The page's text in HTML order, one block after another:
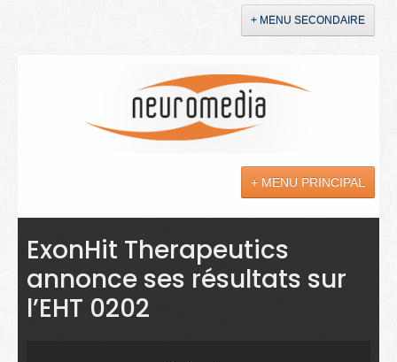
+ MENU SECONDAIRE
+ MENU PRINCIPAL
Actualités
Sciences
Maladies
ExonHit Therapeutics
annonce ses résultats sur
l’EHT 0202